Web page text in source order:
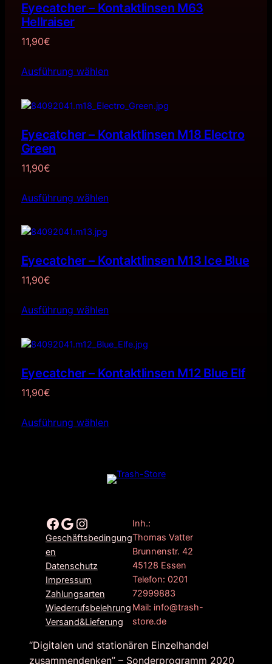
Eyecatcher – Kontaktlinsen M63
Hellraiser
11,90€
Ausführung wählen
Eyecatcher – Kontaktlinsen M18 Electro
Green
11,90€
Ausführung wählen
Eyecatcher – Kontaktlinsen M13 Ice Blue
11,90€
Ausführung wählen
Eyecatcher – Kontaktlinsen M12 Blue Elf
11,90€
Ausführung wählen
Facebook Google Instagram
Geschäftsbedingung
en
Datenschutz
Impressum
Zahlungsarten
Wiederrufsbelehrung
Versand&Lieferung
Inh.:
Thomas Vatter
Brunnenstr. 42
45128 Essen
Telefon: 0201
72999883
Mail: info@trash-
store.de
“Digitalen und stationären Einzelhandel
zusammendenken” – Sonderprogramm 2020